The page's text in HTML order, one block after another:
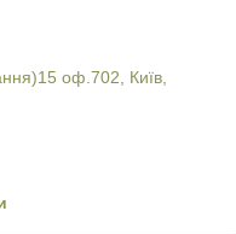
оф.702, Київ,